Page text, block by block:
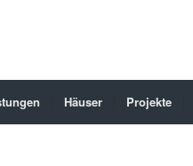
Häuser Projekte